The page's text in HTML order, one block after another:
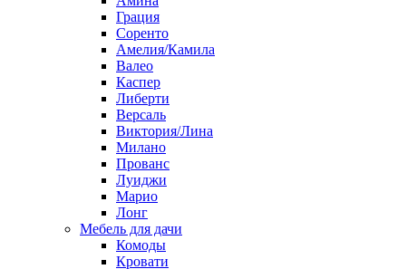
Грация
Соренто
Амелия/Камила
Валео
Каспер
Либерти
Версаль
Виктория/Лина
Милано
Прованс
Луиджи
Марио
Лонг
Мебель для дачи
Комоды
Кровати